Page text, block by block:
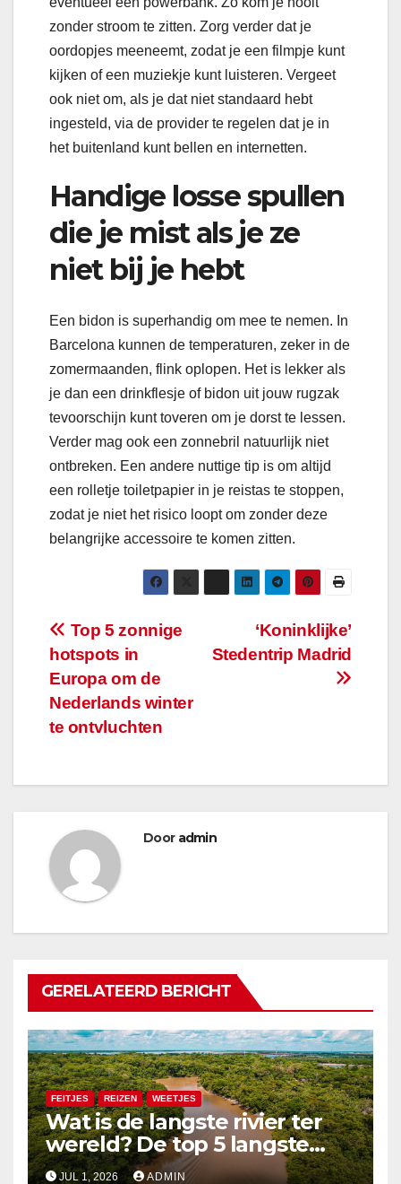
zonder stroom te zitten. Zorg verder dat je
oordopjes meeneemt, zodat je een filmpje kunt
kijken of een muziekje kunt luisteren. Vergeet
ook niet om, als je dat niet standaard hebt
ingesteld, via de provider te regelen dat je in
het buitenland kunt bellen en internetten.
Handige losse spullen
die je mist als je ze
niet bij je hebt
Een bidon is superhandig om mee te nemen. In
Barcelona kunnen de temperaturen, zeker in de
zomermaanden, flink oplopen. Het is lekker als
je dan een drinkflesje of bidon uit jouw rugzak
tevoorschijn kunt toveren om je dorst te lessen.
Verder mag ook een zonnebril natuurlijk niet
ontbreken. Een andere nuttige tip is om altijd
een rolletje toiletpapier in je reistas te stoppen,
zodat je niet het risico loopt om zonder deze
belangrijke accessoire te komen zitten.
Bericht
navigatie
‘Koninklijke’
Stedentrip Madrid
Top 5 zonnige
hotspots in
Europa om de
Nederlands winter
te ontvluchten
Door admin
GERELATEERD BERICHT
FEITJES REIZEN WEETJES
Wat is de langste rivier ter
wereld? De top 5 langste
rivieren uitgelegd
JUL 1, 2026 ADMIN